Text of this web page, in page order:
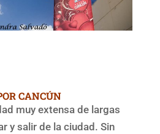
CANCÚN
muy extensa de largas
y salir de la ciudad. Sin